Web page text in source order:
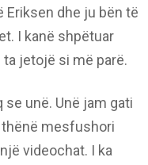
dhe ju bën të
I kanë shpëtuar
jetojë si më parë.
se unë. Unë jam gati
mesfushori
videochat. I ka